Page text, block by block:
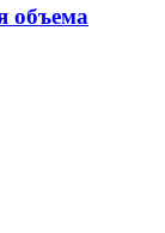
объема